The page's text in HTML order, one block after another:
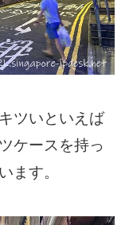
ツいといえば
ケースを持っ
ます。